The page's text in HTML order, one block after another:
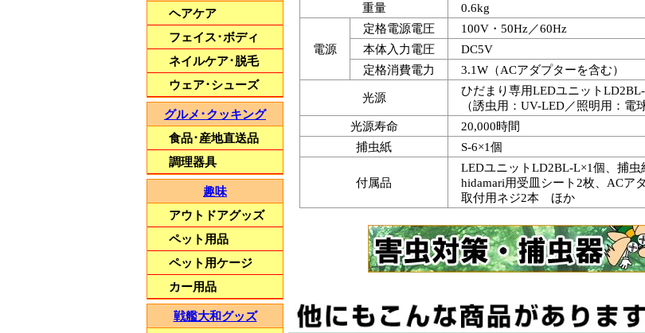
重量
0.6kg
電源
定格電源電圧
100V・50Hz／60Hz
本体入力電圧
DC5V
定格消費電力
3.1W（ACアダプターを含む）
光源
ひだまり専用LEDユニットLD2BL-
（誘虫用：UV-LED／照明用：電
光源寿命
20,000時間
捕虫紙
S-6×1個
付属品
LEDユニットLD2BL-L×1個、捕虫
hidamari用受皿シート2枚、ACア
取付用ネジ2本 ほか
ヘアケア
フェイス･ボディ
ネイルケア･脱毛
ウェア･シューズ
グルメ･クッキング
食品･産地直送品
調理器具
趣味
アウトドアグッズ
ペット用品
ペット用ケージ
カー用品
戦艦大和グッズ